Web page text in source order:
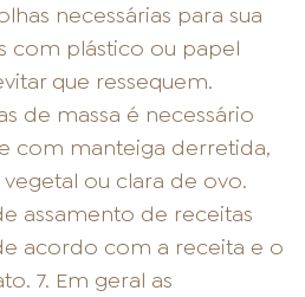
necessárias para sua
com plástico ou papel
que ressequem.
de massa é necessário
com manteiga derretida,
ou clara de ovo.
assamento de receitas
acordo com a receita e o
7. Em geral as